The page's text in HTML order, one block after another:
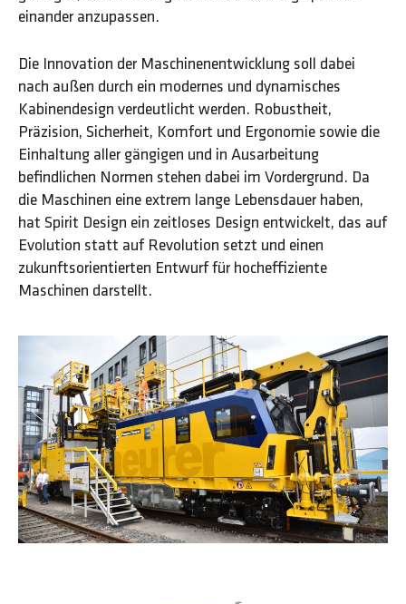
einander anzupassen.
Die Innovation der Maschinenentwicklung soll dabei
nach außen durch ein modernes und dynamisches
Kabinendesign verdeutlicht werden. Robustheit,
Präzision, Sicherheit, Komfort und Ergonomie sowie die
Einhaltung aller gängigen und in Ausarbeitung
befindlichen Normen stehen dabei im Vordergrund. Da
die Maschinen eine extrem lange Lebensdauer haben,
hat Spirit Design ein zeitloses Design entwickelt, das auf
Evolution statt auf Revolution setzt und einen
zukunftsorientierten Entwurf für hocheffiziente
Maschinen darstellt.